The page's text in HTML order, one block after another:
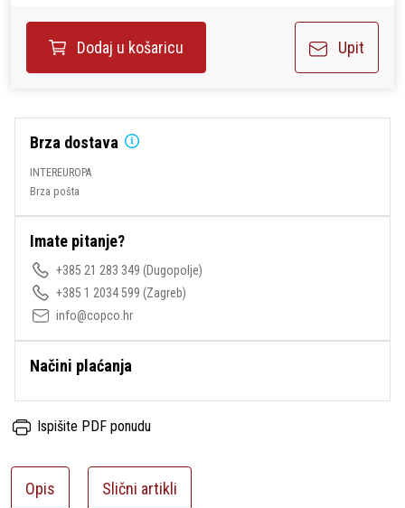
Dodaj u košaricu Upit
Brza dostava
INTEREUROPA
Brza pošta
Imate pitanje?
+385 21 283 349 (Dugopolje)
+385 1 2034 599 (Zagreb)
info@copco.hr
Načini plaćanja
Ispišite PDF ponudu
Opis Slični artikli